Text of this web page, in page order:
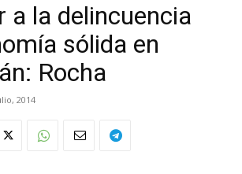
a la delincuencia
sólida en
Rocha
2014